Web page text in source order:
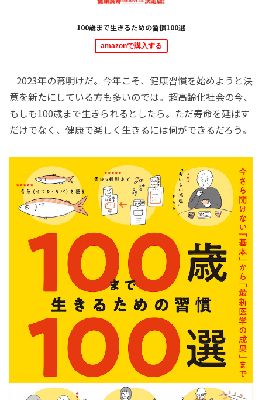
100歳まで生きるための習慣100選
amazonで購入する
2023年の幕明けだ。今年こそ、健康習慣を始めようと決
意を新たにしている方も多いのでは。超高齢化社会の今、
もしも100歳まで生きられるとしたら。ただ寿命を延ばす
だけでなく、健康で楽しく生きるには何ができるだろう。